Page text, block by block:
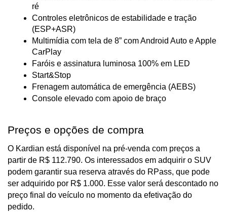
ré
Controles eletrônicos de estabilidade e tração
(ESP+ASR)
Multimídia com tela de 8” com Android Auto e Apple
CarPlay
Faróis e assinatura luminosa 100% em LED
Start&Stop
Frenagem automática de emergência (AEBS)
Console elevado com apoio de braço
Preços e opções de compra
O Kardian está disponível na pré-venda com preços a
partir de R$ 112.790. Os interessados em adquirir o SUV
podem garantir sua reserva através do RPass, que pode
ser adquirido por R$ 1.000. Esse valor será descontado no
preço final do veículo no momento da efetivação do
pedido.